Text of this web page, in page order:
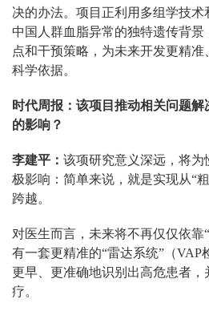
决的办法。项目正利用多组学技
中国人群血脂异常的独特遗传背
点和干预策略，为未来开发更精
科学依据。
时代周报：该项目推动相关问题
的影响？
李建平： 该项研究意义深远，将
极影响：简单来说，就是实现从“
跨越。
对医生而言，未来将不再仅仅依靠
有一套更精准的“雷达系统”（VAP
更早、更准确地识别出高危患者
疗。